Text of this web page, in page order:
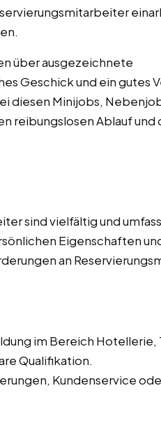
über ausgezeichnete
Geschick und ein gutes
diesen Minijobs,
reibungslosen Ablauf und
sind vielfältig und
Eigenschaften
an
im Bereich Hotellerie,
Qualifikation.
Kundenservice